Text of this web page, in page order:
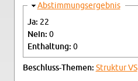
Aus­blen­den
Ab­stim­mungs­er­geb­nis
Ja: 22
Nein: 0
Ent­hal­tung: 0
Be­schluss-The­men: Struk­tur VS